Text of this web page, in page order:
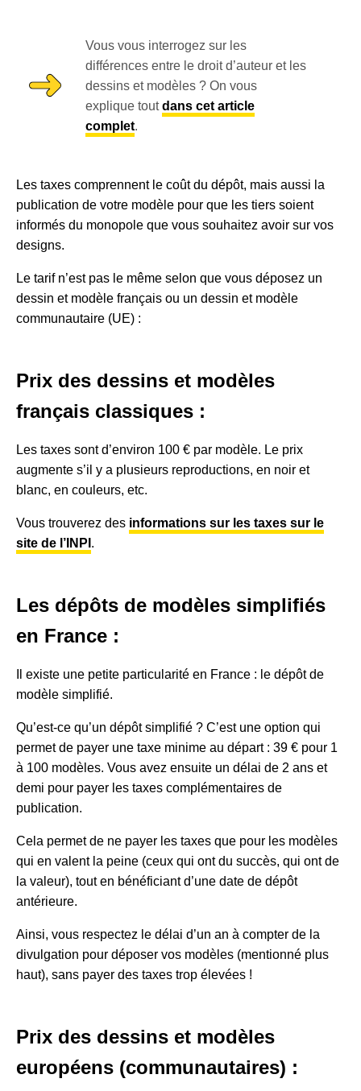
Vous vous interrogez sur les
différences entre le droit d’auteur et les
dessins et modèles ? On vous
explique toutdans cet article
complet.
Les taxes comprennent le coût du dépôt, mais aussi la
publication de votre modèle pour que les tiers soient
informés du monopole que vous souhaitez avoir sur vos
designs.
Le tarif n’est pas le même selon que vous déposez un
dessin et modèle français ou un dessin et modèle
communautaire (UE) :
Prix des dessins et modèles
français classiques :
Les taxes sont d’environ 100 € par modèle. Le prix
augmente s’il y a plusieurs reproductions, en noir et
blanc, en couleurs, etc.
Vous trouverez des informations sur les taxes sur le
site de l’INPI .
Les dépôts de modèles simplifiés
en France :
Il existe une petite particularité en France : le dépôt de
modèle simplifié.
Qu’est-ce qu’un dépôt simplifié ? C’est une option qui
permet de payer une taxe minime au départ : 39 € pour 1
à 100 modèles. Vous avez ensuite un délai de 2 ans et
demi pour payer les taxes complémentaires de
publication.
Cela permet de ne payer les taxes que pour les modèles
qui en valent la peine (ceux qui ont du succès, qui ont de
la valeur), tout en bénéficiant d’une date de dépôt
antérieure.
Ainsi, vous respectez le délai d’un an à compter de la
divulgation pour déposer vos modèles (mentionné plus
haut), sans payer des taxes trop élevées !
Prix des dessins et modèles
européens (communautaires) :